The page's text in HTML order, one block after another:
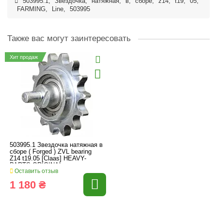
FARMING, Line, 503995
Также вас могут заинтересовать
Хит продаж
503995.1 Звездочка натяжная в
сборе ( Forged ) ZVL bearing
Z14 t19.05 [Claas] HEAVY-
PARTS ORIGINAL
Оставить отзыв
1 180 ₴